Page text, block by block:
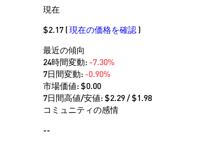
現在
$2.17 (現在の価格を確認 )
最近の傾向
24時間変動: -7.30%
7日間変動: -0.90%
市場価値:$0.00
7日間高値/安値: $2.29/ $1.98
コミュニティの感情
--